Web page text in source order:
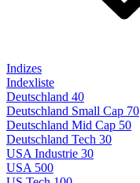
Indizes
Indexliste
Deutschland 40
Deutschland Small Cap 70
Deutschland Mid Cap 50
Deutschland Tech 30
USA Industrie 30
USA 500